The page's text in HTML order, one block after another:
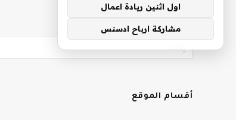
أقسام الموقع
اول اثنين ريادة اعمال
مشاركة ارباح ادسنس